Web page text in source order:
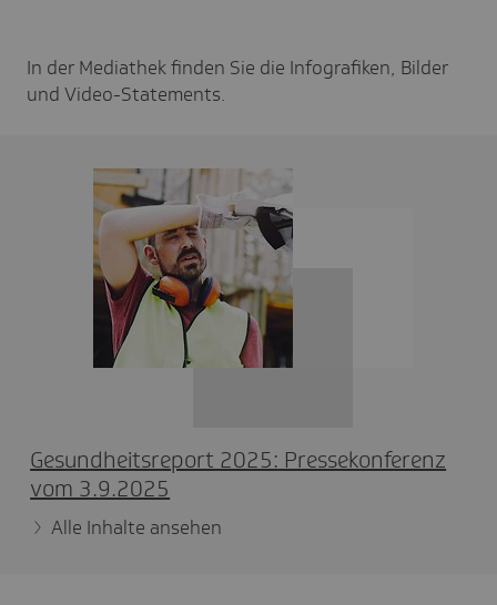
In der Mediathek finden Sie die Infografiken, Bilder
und Video-Statements.
Gesund­heits­re­port 2025: Pres­se­kon­fe­renz
vom 3.9.2025
Alle Inhalte ansehen